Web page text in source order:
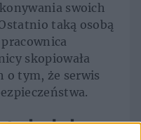
swoich
taką osobą
skopiowała
o tym, że serwis